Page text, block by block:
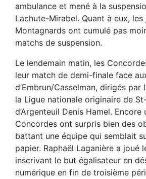
ambulance et mené à la
Lachute-Mirabel. Quant à eux, les
Montagnards ont cumulé pas
matchs de suspension.
Le lendemain matin, les
leur match de demi-finale face
d’Embrun/Casselman, dirigés par
la Ligue nationale originaire de
d’Argenteuil Denis Hamel. Encore
Concordes ont surpris bien des
battant une équipe qui semblait
papier. Raphaël Laganière a joué
inscrivant le but égalisateur en
numérique en fin de troisième